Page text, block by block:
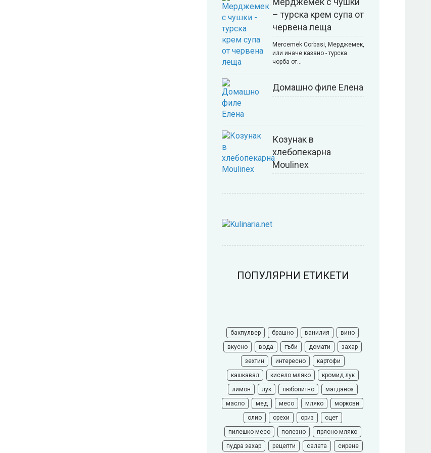
– турска крем супа от
червена леща
Mercemek Corbasi, Мерджемек,
или иначе казано - турска
чорба от…
Домашно филе Елена
Козунак в
хлебопекарна
Moulinex
ПОПУЛЯРНИ ЕТИКЕТИ
бакпулвер брашно ванилия
вино
вкусно
вода гъби домати
захар
зехтин
интересно
картофи
кашкавал
кисело мляко
кромид лук
лимон
лук любопитно
магданоз
масло
мед месо мляко
моркови
олио
орехи ориз
оцет
пилешко месо
полезно
прясно мляко
пудра захар
рецепти салата сирене